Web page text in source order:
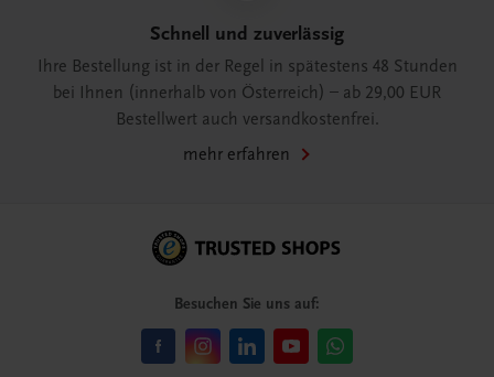
Schnell und zuverlässig
Ihre Bestellung ist in der Regel in spätestens 48 Stunden
bei Ihnen (innerhalb von Österreich) – ab 29,00 EUR
Bestellwert auch versandkostenfrei.
mehr erfahren
Besuchen Sie uns auf: